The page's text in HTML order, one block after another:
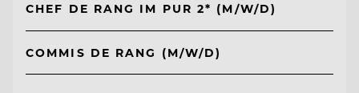
CHEF DE RANG IM PUR 2* (M/W/D)
COMMIS DE RANG (M/W/D)